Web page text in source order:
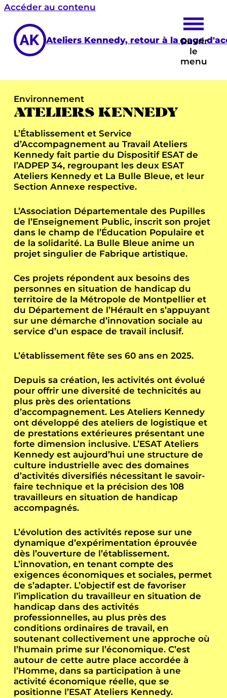
Accéder au contenu
Ateliers Kennedy, retour à la page
Ouvrir
le
menu
Environnement
ATELIERS KENNEDY
L’Établissement et Service
d’Accompagnement au Travail Ateliers
Kennedy fait partie du Dispositif ESAT de
l’ADPEP 34, regroupant les deux ESAT
Ateliers Kennedy et La Bulle Bleue, et leur
Section Annexe respective.
L’Association Départementale des Pupilles
de l’Enseignement Public, inscrit son projet
dans le champ de l’Éducation Populaire et
de la solidarité. La Bulle Bleue anime un
projet singulier de Fabrique artistique.
Ces projets répondent aux besoins des
personnes en situation de handicap du
territoire de la Métropole de Montpellier et
du Département de l’Hérault en s’appuyant
sur une démarche d’innovation sociale au
service d’un espace de travail inclusif.
L’établissement fête ses 60 ans en 2025.
Depuis sa création, les activités ont évolué
pour offrir une diversité de technicités au
plus près des orientations
d’accompagnement. Les Ateliers Kennedy
ont développé des ateliers de logistique et
de prestations extérieures présentant une
forte dimension inclusive. L’ESAT Ateliers
Kennedy est aujourd’hui une structure de
culture industrielle avec des domaines
d’activités diversifiés nécessitant le savoir-
faire technique et la précision des 108
travailleurs en situation de handicap
accompagnés.
L’évolution des activités repose sur une
dynamique d’expérimentation éprouvée
dès l’ouverture de l’établissement.
L’innovation, en tenant compte des
exigences économiques et sociales, permet
de s’adapter. L’objectif est de favoriser
l’implication du travailleur en situation de
handicap dans des activités
professionnelles, au plus près des
conditions ordinaires de travail, en
soutenant collectivement une approche où
l’humain prime sur l’économique. C’est
autour de cette autre place accordée à
l’Homme, dans sa participation à une
activité économique réelle, que se
positionne l’ESAT Ateliers Kennedy.